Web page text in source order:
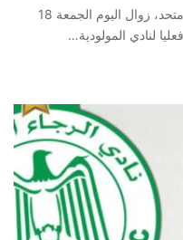
متابعة/ ربيع كنفودي انتخب الاستاذ خليل متحد، زوال اليوم الجمعة 18